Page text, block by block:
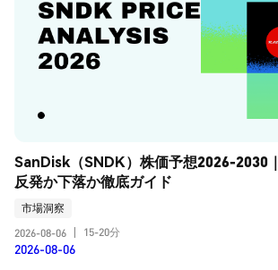
SanDisk（SNDK）株価予想2026-2030｜
反発か下落か徹底ガイド
市場洞察
2026-08-06
15-20分
2026-08-06